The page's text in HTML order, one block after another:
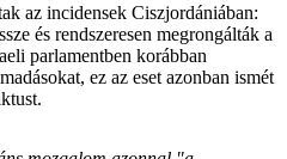
az incidensek Ciszjordániában:
és rendszeresen megrongálták a
parlamentben korábban
ez az eset azonban ismét